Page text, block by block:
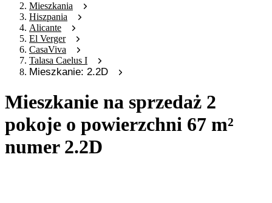
Mieszkania
Hiszpania
Alicante
El Verger
CasaViva
Talasa Caelus I
Mieszkanie: 2.2D
Mieszkanie na sprzedaż 2
pokoje o powierzchni 67 m²
numer 2.2D